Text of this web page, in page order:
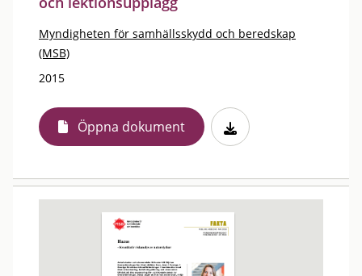
Myndigheten för samhällsskydd och beredskap
(MSB)
2015
Öppna dokument